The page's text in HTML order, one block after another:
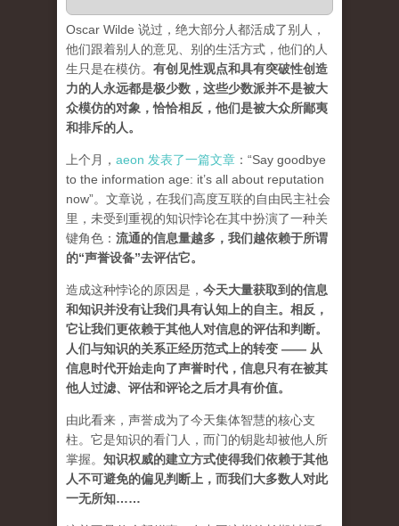
Oscar Wilde 说过，绝大部分人都活成了别人，
他们跟着别人的意见、别的生活方式，他们的人
生只是在模仿。 有创见性观点和具有突破性创造
力的人永远都是极少数，这些少数派并不是被大
众模仿的对象，恰恰相反，他们是被大众所鄙夷
和排斥的人。
上个月， aeon 发表了一篇文章 ：“Say goodbye
to the information age: it’s all about reputation
now”。文章说，在我们高度互联的自由民主社会
里，未受到重视的知识悖论在其中扮演了一种关
键角色： 流通的信息量越多，我们越依赖于所谓
的“声誉设备”去评估它。
造成这种悖论的原因是， 今天大量获取到的信息
和知识并没有让我们具有认知上的自主。相反，
它让我们更依赖于其他人对信息的评估和判断。
人们与知识的关系正经历范式上的转变 —— 从
信息时代开始走向了声誉时代，信息只有在被其
他人过滤、评估和评论之后才具有价值。
由此看来，声誉成为了今天集体智慧的核心支
柱。它是知识的看门人，而门的钥匙却被他人所
掌握。 知识权威的建立方式使得我们依赖于其他
人不可避免的偏见判断上，而我们大多数人对此
一无所知……